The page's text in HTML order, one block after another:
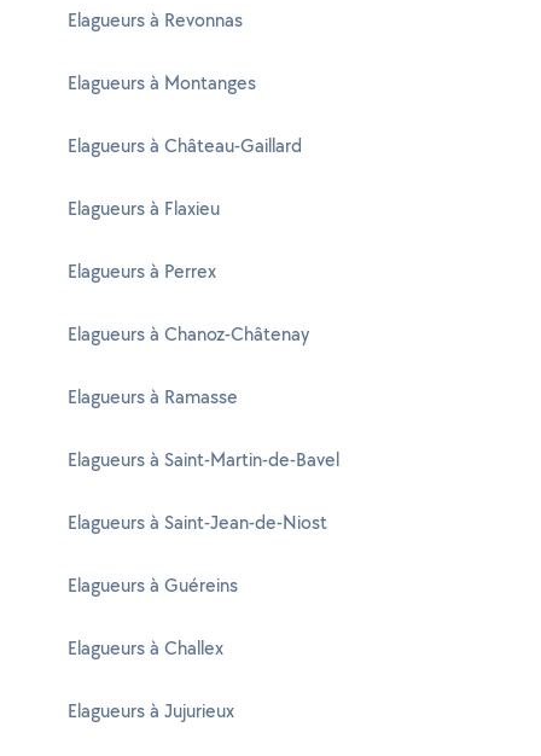
Elagueurs à Revonnas
Elagueurs à Montanges
Elagueurs à Château-Gaillard
Elagueurs à Flaxieu
Elagueurs à Perrex
Elagueurs à Chanoz-Châtenay
Elagueurs à Ramasse
Elagueurs à Saint-Martin-de-Bavel
Elagueurs à Saint-Jean-de-Niost
Elagueurs à Guéreins
Elagueurs à Challex
Elagueurs à Jujurieux